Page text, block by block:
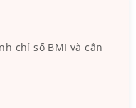
chỉ số BMI và cân